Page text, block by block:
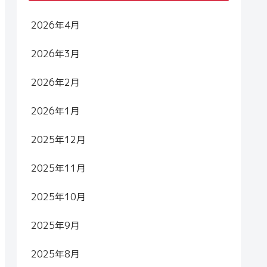
2026年4月
2026年3月
2026年2月
2026年1月
2025年12月
2025年11月
2025年10月
2025年9月
2025年8月